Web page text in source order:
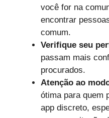
você for na
encontrar
comum.
Verifique seu
passam mais
procurados.
Atenção ao
ótima para quem
app discreto,